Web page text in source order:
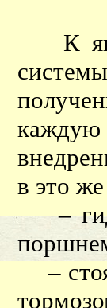
К
в это
–
–